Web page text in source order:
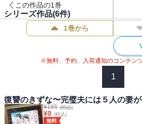
この作品の1巻
シリーズ作品(6件)
1巻から
※無料、予約、入荷通知のコンテン
1
復讐のきずな〜完璧夫には５人の妻
¥165 (税込)
¥0 (税込)
無料